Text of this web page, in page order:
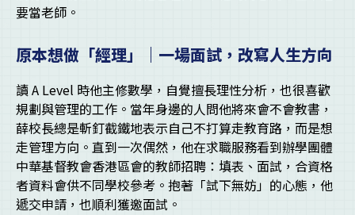
要當老師。
原本想做「經理」｜一場面試，改寫人生方向
讀 A Level 時他主修數學，自覺擅長理性分析，也很喜歡
規劃與管理的工作。當年身邊的人問他將來會不會教書，
薛校長總是斬釘截鐵地表示自己不打算走教育路，而是想
走管理方向。直到一次偶然，他在求職服務看到辦學團體
中華基督教會香港區會的教師招聘：填表、面試，合資格
者資料會供不同學校參考。抱著「試下無妨」的心態，他
遞交申請，也順利獲邀面試。